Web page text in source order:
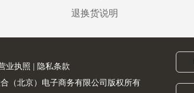
退换货说明
业执照
隐私条款
（北京）电子商务有限公司版权所有